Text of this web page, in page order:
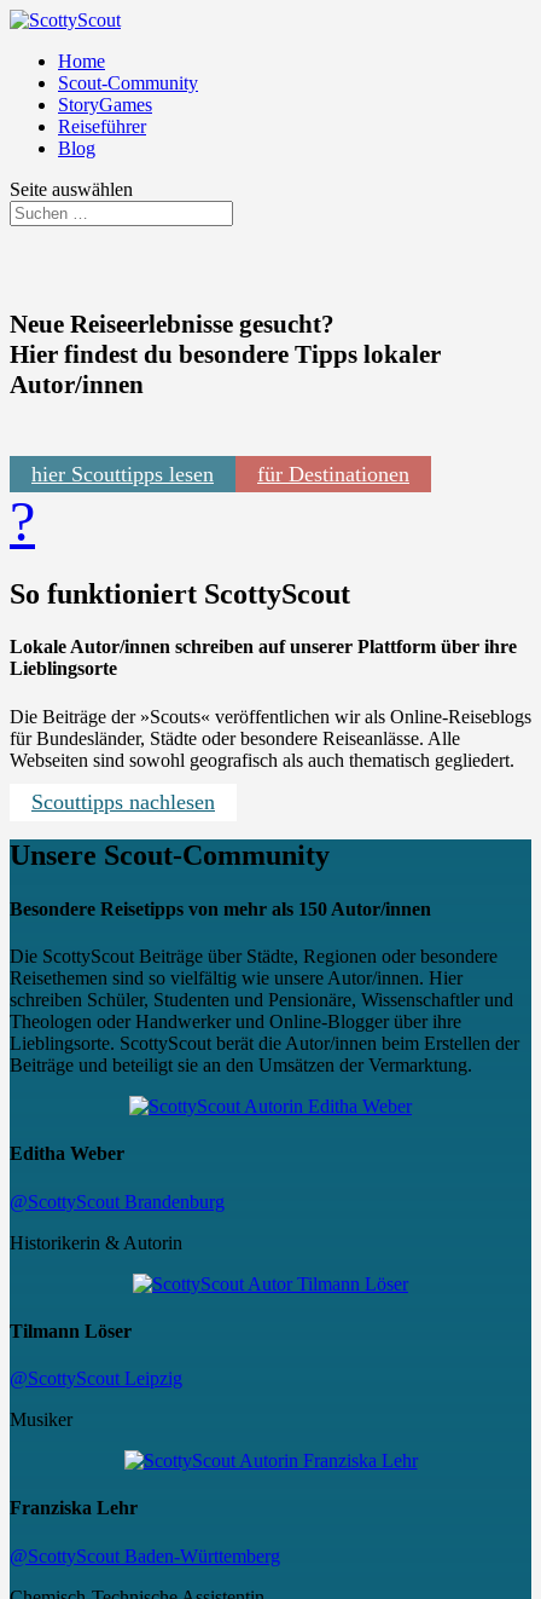
Home
Scout-Community
StoryGames
Reiseführer
Blog
Seite auswählen
Neue Reiseerlebnisse gesucht?
Hier findest du besondere Tipps lokaler
Autor/innen
hier Scouttipps lesen für Destinationen
?
So funktioniert ScottyScout
Lokale Autor/innen schreiben auf unserer Plattform über ihre
Lieblingsorte
Die Beiträge der »Scouts« veröffentlichen wir als Online-Reiseblogs
für Bundesländer, Städte oder besondere Reiseanlässe. Alle
Webseiten sind sowohl geografisch als auch thematisch gegliedert.
Scouttipps nachlesen
Unsere Scout-Community
Besondere Reisetipps von mehr als 150 Autor/innen
Die ScottyScout Beiträge über Städte, Regionen oder besondere
Reisethemen sind so vielfältig wie unsere Autor/innen. Hier
schreiben Schüler, Studenten und Pensionäre, Wissenschaftler und
Theologen oder Handwerker und Online-Blogger über ihre
Lieblingsorte. ScottyScout berät die Autor/innen beim Erstellen der
Beiträge und beteiligt sie an den Umsätzen der Vermarktung.
Editha Weber
@ScottyScout Brandenburg
Historikerin & Autorin
Tilmann Löser
@ScottyScout Leipzig
Musiker
Franziska Lehr
@ScottyScout Baden-Württemberg